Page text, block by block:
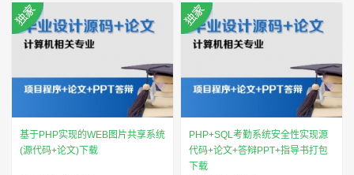
基于PHP实现的WEB图片共享系统
(源代码+论文)下载
PHP+SQL考勤系统安全性实现源
代码+论文+答辩PPT+指导书打包
下载